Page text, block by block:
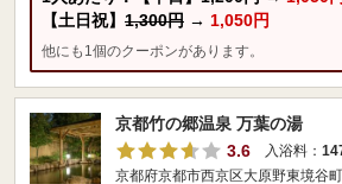
【土日祝】 1,300円 → 1,050円
他にも1個のクーポンがあります。
京都竹の郷温泉 万葉の湯
3.6
入浴料：
京都府京都市西京区大原野東境谷